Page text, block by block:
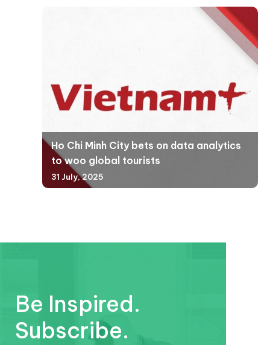
Ho Chi Minh City bets on data analytics
to woo global tourists
31 July, 2025
Be Inspired.
Subscribe.